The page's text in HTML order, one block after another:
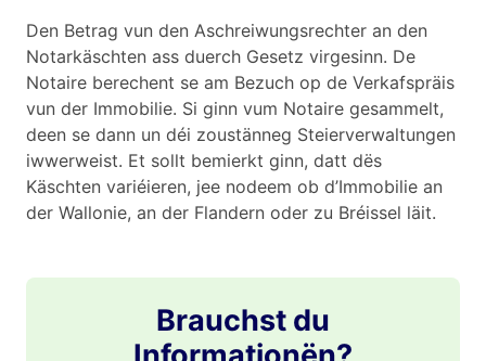
Den Betrag vun den Aschreiwungsrechter an den
Notarkäschten ass duerch Gesetz virgesinn. De
Notaire berechent se am Bezuch op de Verkafspräis
vun der Immobilie. Si ginn vum Notaire gesammelt,
deen se dann un déi zoustänneg Steierverwaltungen
iwwerweist. Et sollt bemierkt ginn, datt dës
Käschten variéieren, jee nodeem ob d’Immobilie an
der Wallonie, an der Flandern oder zu Bréissel läit.
Brauchst du